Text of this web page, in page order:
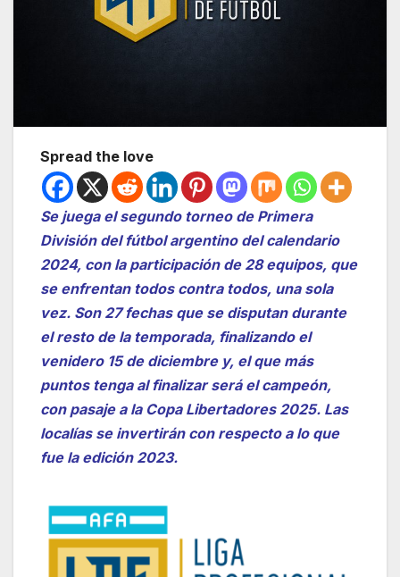
Spread the love
Se juega el segundo torneo de Primera
División del fútbol argentino del calendario
2024, con la participación de 28 equipos, que
se enfrentan todos contra todos, una sola
vez. Son 27 fechas que se disputan durante
el resto de la temporada, finalizando el
venidero 15 de diciembre y, el que más
puntos tenga al finalizar será el campeón,
con pasaje a la Copa Libertadores 2025. Las
localías se invertirán con respecto a lo que
fue la edición 2023.